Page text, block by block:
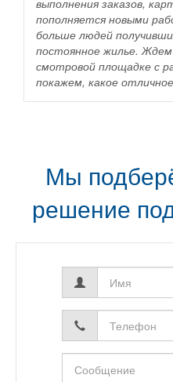
пополняется новыми
больше людей
постоянное жилье.
смотровой площадке с
покажем, какое
Мы
решение